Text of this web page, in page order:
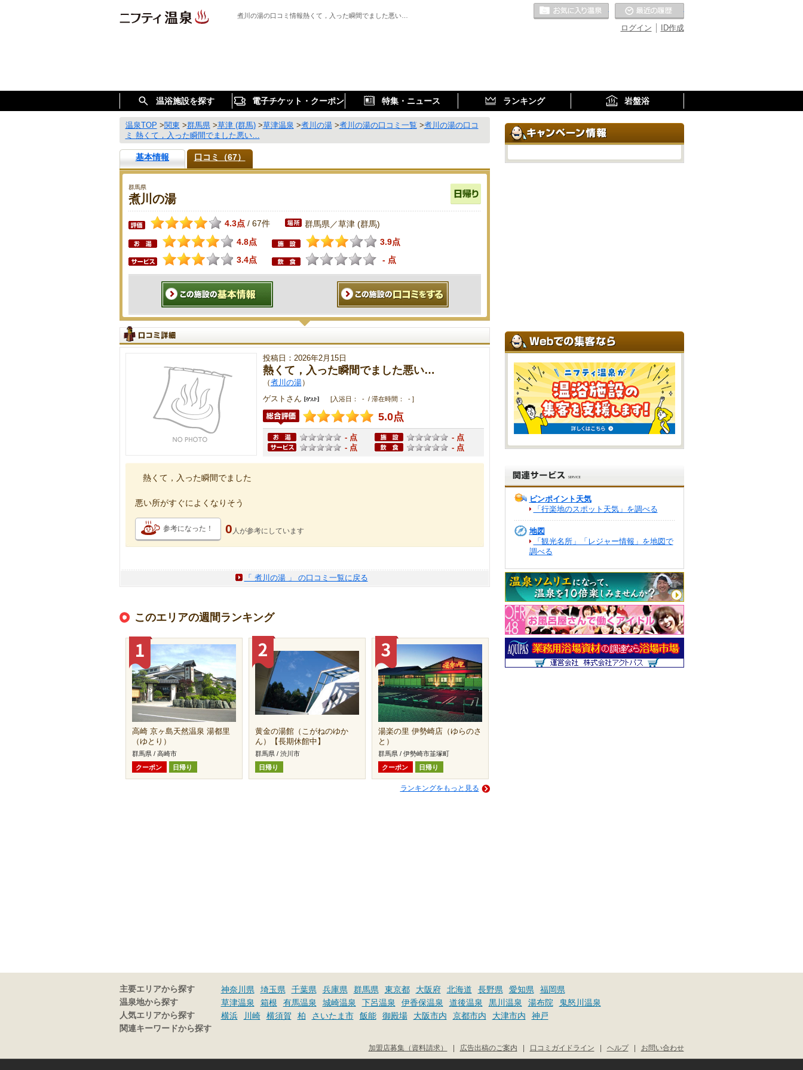
煮川の湯の口コミ情報熱くて，入った瞬間でました悪い…
ID作成
ログイン
お気に入りの温泉
温浴施設を探す 電子チケット・クーポン 特集・ニュース ランキング 岩盤浴
温泉TOP >関東 >群馬県>草津 (群馬)>草津温泉 >煮川の湯>煮川の湯の口コミ一覧 >煮川の湯の口コ
ミ 熱くて，入った瞬間でました悪い…
基本情報 口コミ（67）
群馬県
煮川の湯
4.3点 / 67件 群馬県／草津 (群馬)
4.8点
3.9点
3.4点
- 点
投稿日：2026年2月15日
熱くて，入った瞬間でました悪い…
（煮川の湯）
ゲストさん
[入浴日： - / 滞在時間： - ]
5.0点
- 点
- 点
- 点
- 点
熱くて，入った瞬間でました
悪い所がすぐによくなりそう
参考になった！ 0 人が参考にしています
「 煮川の湯 」 の口コミ一覧に戻る
このエリアの週間ランキング
高崎 京ヶ島天然温泉 湯都里
（ゆとり）
群馬県 / 高崎市
クーポン
日帰り
黄金の湯館（こがねのゆか
ん）【長期休館中】
群馬県 / 渋川市
日帰り
湯楽の里 伊勢崎店（ゆらのさ
と）
群馬県 / 伊勢崎市韮塚町
クーポン
日帰り
ランキングをもっと見る
ピンポイント天気
「行楽地のスポット天気」を調べる
地図
「観光名所」「レジャー情報」を地図で
調べる
主要エリアから探す 神奈川県 埼玉県 千葉県 兵庫県 群馬県 東京都 大阪府 北海道 長野県 愛知県 福岡県
温泉地から探す 草津温泉 箱根 有馬温泉 城崎温泉 下呂温泉 伊香保温泉 道後温泉 黒川温泉 湯布院 鬼怒川温泉
人気エリアから探す 横浜 川崎 横須賀 柏 さいたま市 飯能 御殿場 大阪市内 京都市内 大津市内 神戸
関連キーワードから探す
お問い合わせ
|
ヘルプ
|
口コミガイドライン
|
広告出稿のご案内
|
加盟店募集（資料請求）